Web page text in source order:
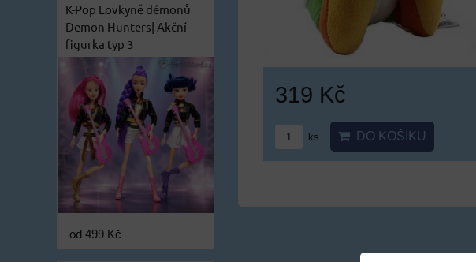
319 Kč
ks DO KOŠÍKU
K-Pop Lovkyně démonů
Demon Hunters| Akční
figurka typ 3
od 499 Kč